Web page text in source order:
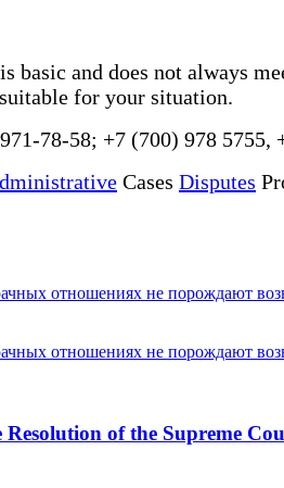
is basic and does not always
for your situation.
78-58; +7 (700) 978 5755,
Cases Disputes
отношениях не порождают
отношениях не порождают
of the Supreme